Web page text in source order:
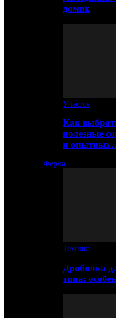
домик
Участок
Как
полезные
и
Ферма
Техника
Дробилка
типа: